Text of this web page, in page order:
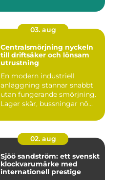
03. aug
Centralsmörjning nyckeln
till driftsäker och lönsam
utrustning
En modern industriell
anläggning stannar snabbt
utan fungerande smörjning.
Lager skär, bussningar nö...
02. aug
Sjöö sandström: ett svenskt
klockvarumärke med
internationell prestige